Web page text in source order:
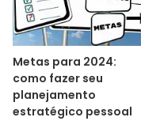
Metas para 2024:
como fazer seu
planejamento
estratégico pessoal